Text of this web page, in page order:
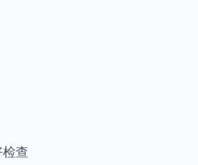
查